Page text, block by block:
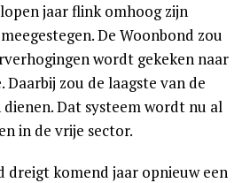
jaar flink omhoog zijn
De Woonbond zou
wordt gekeken naar
zou de laagste van de
dienen. Dat systeem wordt nu al
in de vrije sector.
dreigt komend jaar opnieuw een